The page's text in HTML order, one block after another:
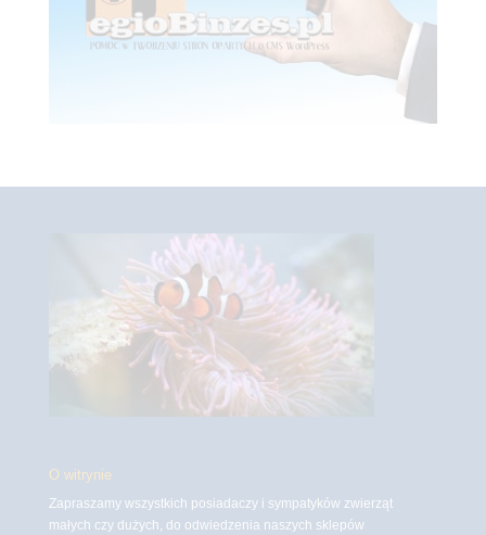
O witrynie
Zapraszamy wszystkich posiadaczy i sympatyków zwierząt
małych czy dużych, do odwiedzenia naszych sklepów